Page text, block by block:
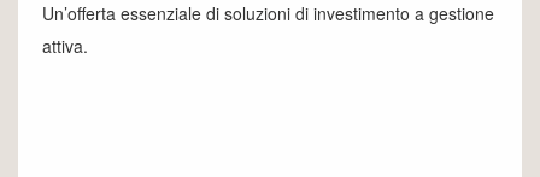
Un’offerta essenziale di soluzioni di investimento a gestione
attiva.